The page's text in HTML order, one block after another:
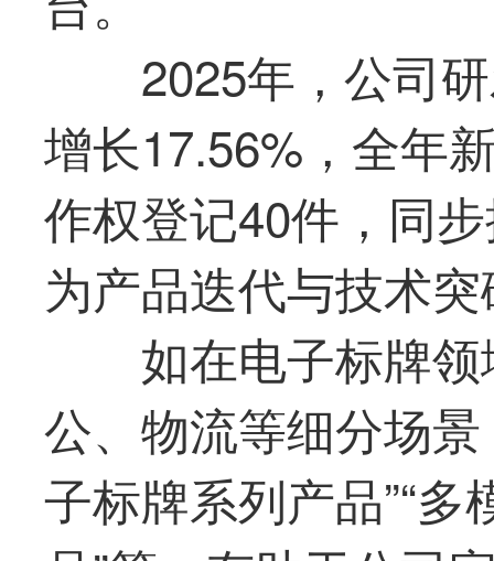
2025年，公司
增长17.56%，全年
作权登记40件，同
为产品迭代与技术
如在电子标牌
公、物流等细分场
子标牌系列产品”“